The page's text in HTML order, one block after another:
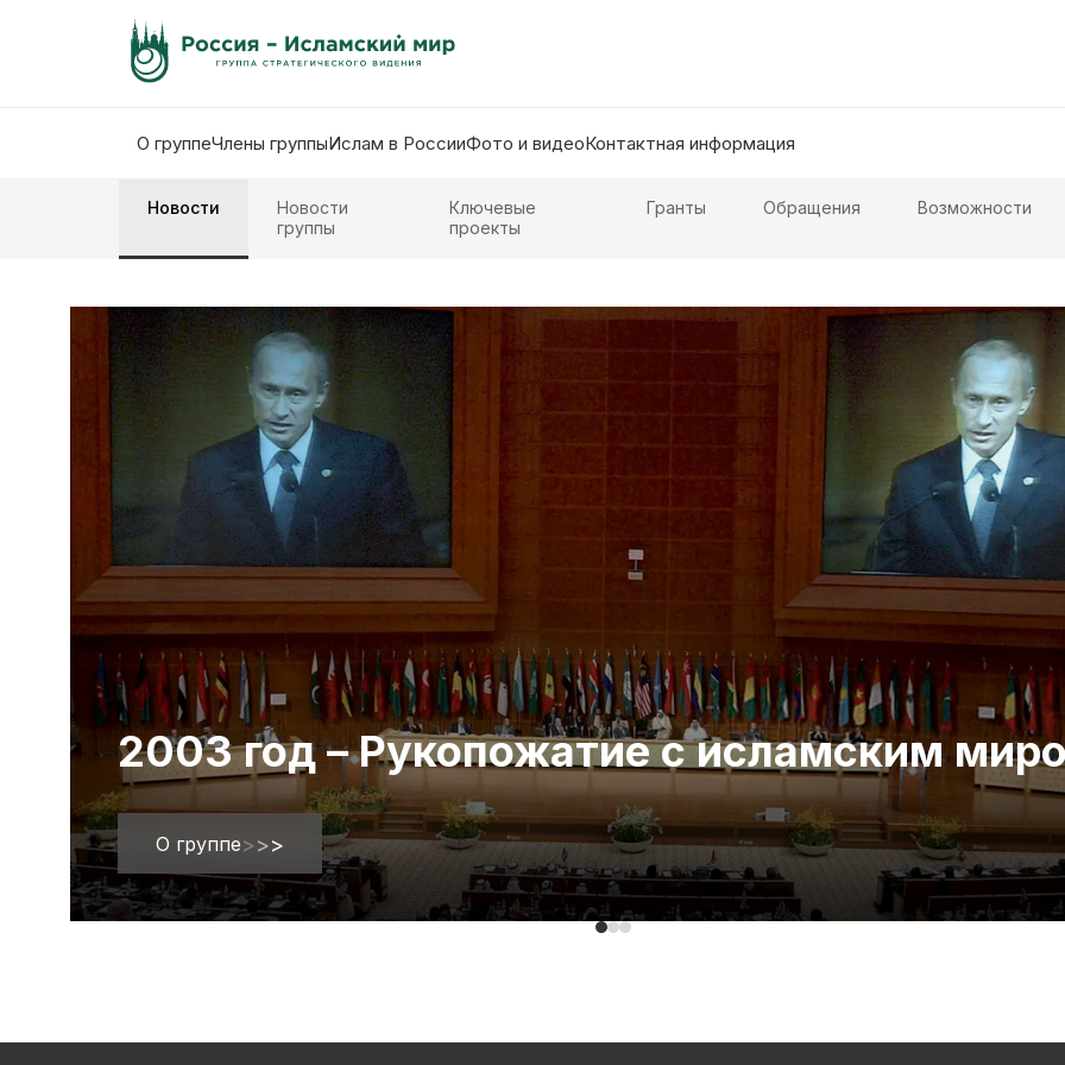
О группеЧлены группыИслам в РоссииФото и видеоКонтактная информация
Новости
Новости
группы
Ключевые
проекты
Гранты Обращения Возможности
2003 год – Рукопожатие с исламским
О группе>>>